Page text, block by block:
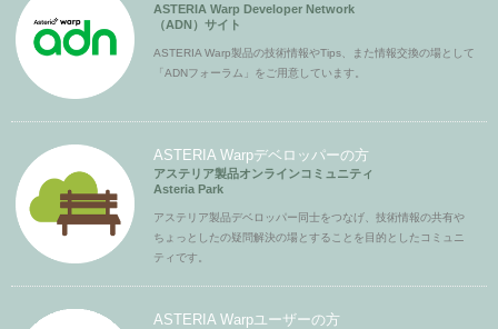
ASTERIA Warp Developer Network
（ADN）サイト
ASTERIA Warp製品の技術情報やTips、また情報交換の場として
「ADNフォーラム」をご用意しています。
ASTERIA Warpデベロッパーの方
アステリア製品オンラインコミュニティ
Asteria Park
アステリア製品デベロッパー同士をつなげ、技術情報の共有や
ちょっとしたの疑問解決の場とすることを目的としたコミュニ
ティです。
ASTERIA Warpユーザーの方